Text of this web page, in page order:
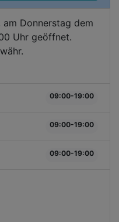
am Donnerstag dem
Uhr geöffnet.
09:00-19:00
09:00-19:00
09:00-19:00